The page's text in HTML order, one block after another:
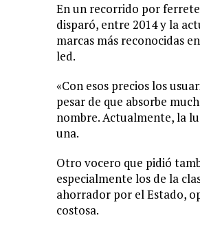
En un recorrido por
disparó, entre 2014 y la
marcas más reconocidas
led.
«Con esos precios los
pesar de que absorbe
nombre. Actualmente, la
una.
Otro vocero que pidió
especialmente los de la
ahorrador por el Estado,
costosa.